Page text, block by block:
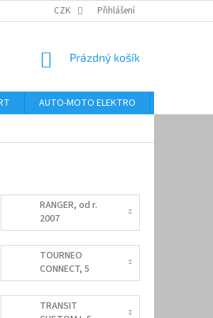
ODSTOUPENÍ OD KUPNÍ SMLOUVY
CZK Přihlášení
NÁKUPNÍ
Prázdný košík
AUTO-MOTO ELEKTRO
RANGER, od r.
2007
TOURNEO
CONNECT, 5
míst, od r. 2023
TRANSIT